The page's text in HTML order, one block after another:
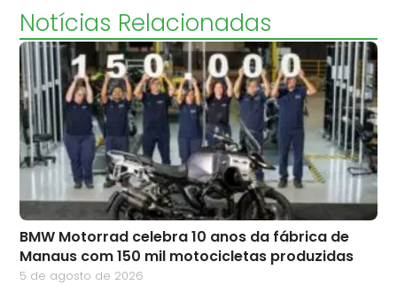
Notícias Relacionadas
BMW Motorrad celebra 10 anos da fábrica de
Manaus com 150 mil motocicletas produzidas
5 de agosto de 2026